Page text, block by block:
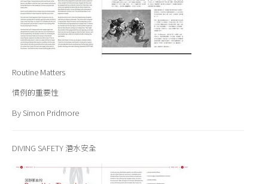
Routine Matters
慣例的重要性
By Simon Pridmore
DIVING SAFETY 潛水安全